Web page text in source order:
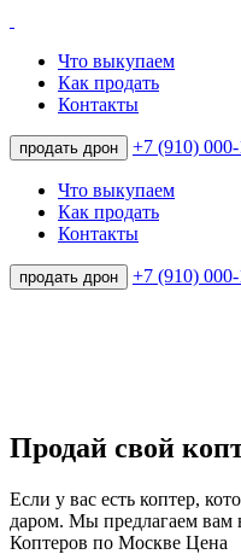
Что выкупаем
Как продать
Контакты
продать дрон +7 (910) 000-
Что выкупаем
Как продать
Контакты
продать дрон +7 (910) 000-
Продай свой
Если у вас есть коптер,
даром. Мы предлагаем вам
Коптеров по Москве Цена